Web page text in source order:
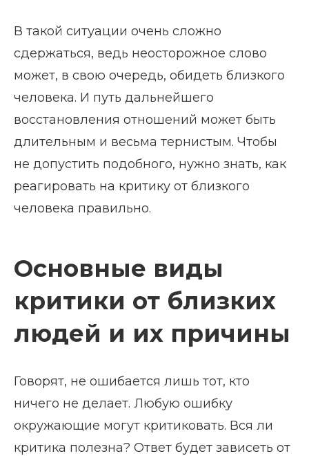
В такой ситуации очень сложно
сдержаться, ведь неосторожное слово
может, в свою очередь, обидеть близкого
человека. И путь дальнейшего
восстановления отношений может быть
длительным и весьма тернистым. Чтобы
не допустить подобного, нужно знать, как
реагировать на критику от близкого
человека правильно.
Основные виды
критики от близких
людей и их причины
Говорят, не ошибается лишь тот, кто
ничего не делает. Любую ошибку
окружающие могут критиковать. Вся ли
критика полезна? Ответ будет зависеть от